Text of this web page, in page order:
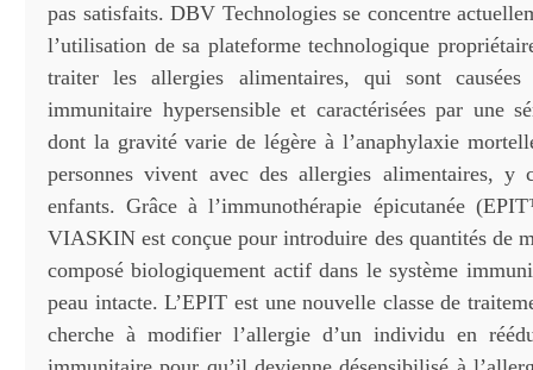
pas satisfaits. DBV Technologies se concentre
l’utilisation de sa plateforme technologique
traiter les allergies alimentaires, qui sont
immunitaire hypersensible et caractérisées par une
dont la gravité varie de légère à l’anaphylaxie
personnes vivent avec des allergies alimentaires, y
enfants. Grâce à l’immunothérapie épicutanée
VIASKIN est conçue pour introduire des quantités de
composé biologiquement actif dans le système
peau intacte. L’EPIT est une nouvelle classe de
cherche à modifier l’allergie d’un individu en